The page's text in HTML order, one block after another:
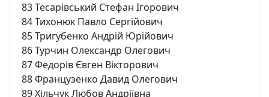
83 Тесарівський Стефан Ігорович
84 Тихонюк Павло Сергійович
85 Тригубенко Андрій Юрійович
86 Турчин Олександр Олегович
87 Федорів Євген Вікторович
88 Французенко Давид Олегович
89 Хільчук Любов Андріївна